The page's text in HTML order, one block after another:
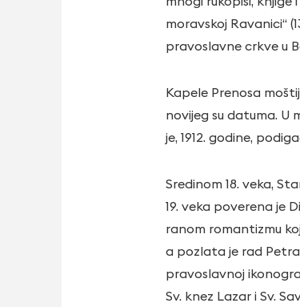
moravskoj Ravanici“
pravoslavne crkve u
Kapele Prenosa
novijeg su datuma. U
je, 1912. godine,
Sredinom 18. veka,
19. veka poverena je
ranom romantizmu
a pozlata je rad
pravoslavnoj
Sv. knez Lazar i Sv.